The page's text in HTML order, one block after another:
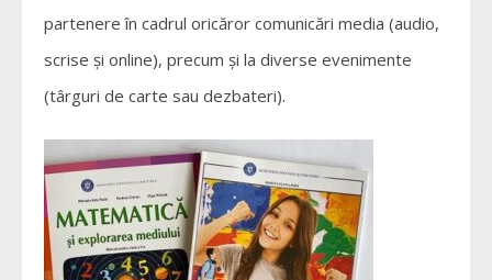
partenere în cadrul oricăror comunicări media (audio,
scrise și online), precum și la diverse evenimente
(târguri de carte sau dezbateri).